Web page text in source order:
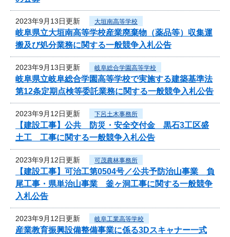
2023年9月13日更新 大垣南高等学校
岐阜県立大垣南高等学校産業廃棄物（薬品等）収集運
搬及び処分業務に関する一般競争入札公告
2023年9月13日更新 岐阜総合学園高等学校
岐阜県立岐阜総合学園高等学校で実施する建築基準法
第12条定期点検等委託業務に関する一般競争入札公告
2023年9月12日更新 下呂土木事務所
【建設工事】公共 防災・安全交付金 黒石3工区盛
土工 工事に関する一般競争入札公告
2023年9月12日更新 可茂農林事務所
【建設工事】可治工第0504号／公共予防治山事業 負
尾工事・県単治山事業 釜ヶ洞工事に関する一般競争
入札公告
2023年9月12日更新 岐阜工業高等学校
産業教育振興設備整備事業に係る3Dスキャナー一式